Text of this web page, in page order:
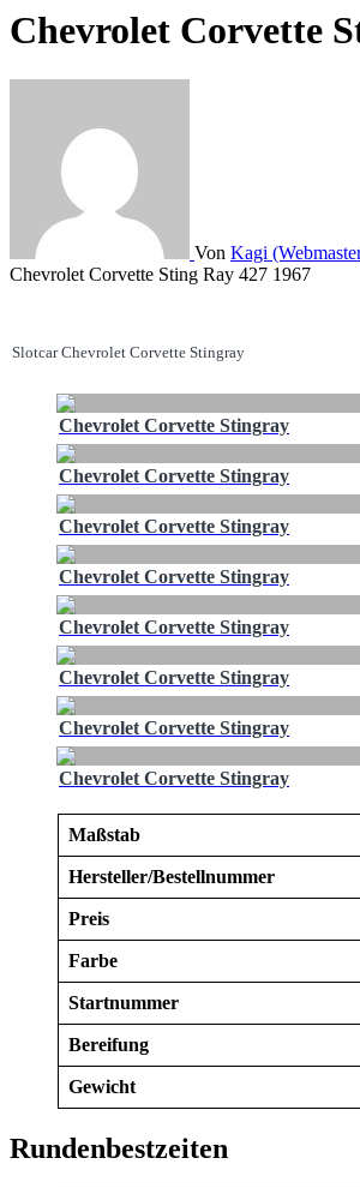
Chevrolet Corvette
Von Kagi
Chevrolet Corvette Sting Ray 427 1967
Slotcar Chevrolet Corvette Stingray
Chevrolet Corvette Stingray
Chevrolet Corvette Stingray
Chevrolet Corvette Stingray
Chevrolet Corvette Stingray
Chevrolet Corvette Stingray
Chevrolet Corvette Stingray
Chevrolet Corvette Stingray
Chevrolet Corvette Stingray
Maßstab
Hersteller/Bestellnummer
Preis
Farbe
Startnummer
Bereifung
Gewicht
Rundenbestzeiten